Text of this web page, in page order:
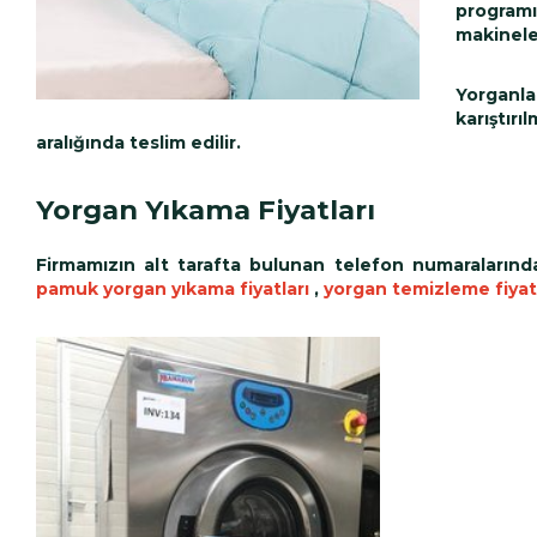
aralığında teslim edilir.
Yorgan Yıkama Fiyatları
Firmamızın alt tarafta bulunan telefon
pamuk yorgan yıkama fiyatları , yorgan temizleme